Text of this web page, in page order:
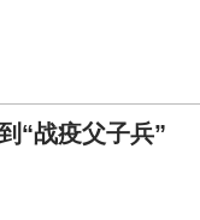
“战疫父子兵”